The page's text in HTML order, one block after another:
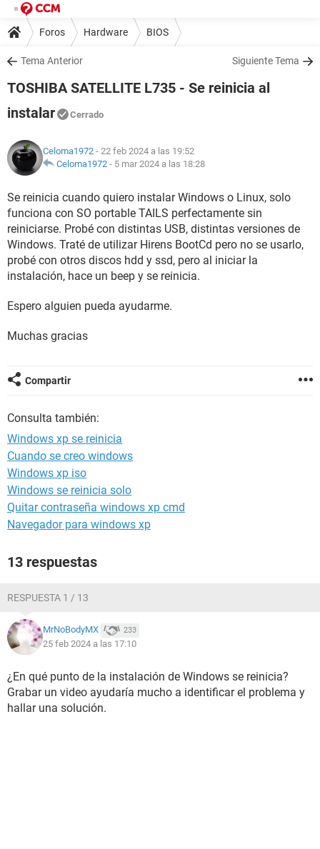
Foros Hardware BIOS
Tema Anterior Siguiente Tema
TOSHIBA SATELLITE L735 - Se reinicia al
instalar
Cerrado
Celoma1972 - 22 feb 2024 a las 19:52
Celoma1972 - 5 mar 2024 a las 18:28
Se reinicia cuando quiero instalar Windows o Linux, solo
funciona con SO portable TAILS perfectamente sin
reiniciarse. Probé con distintas USB, distintas versiones de
Windows. Traté de utilizar Hirens BootCd pero no se usarlo,
probé con otros discos hdd y ssd, pero al iniciar la
instalación, hace un beep y se reinicia.
Espero alguien pueda ayudarme.
Muchas gracias
Compartir
Consulta también:
Windows xp se reinicia
Cuando se creo windows
Windows xp iso
Windows se reinicia solo
Quitar contraseña windows xp cmd
Navegador para windows xp
13 respuestas
RESPUESTA 1 / 13
MrNoBodyMX 233
25 feb 2024 a las 17:10
¿En qué punto de la instalación de Windows se reinicia?
Grabar un video ayudaría mucho a identificar el problema y
hallar una solución.